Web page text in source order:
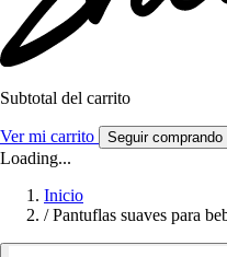
Subtotal del carrito
Ver mi carrito Seguir comprando
Loading...
Inicio
/ Pantuflas suaves para